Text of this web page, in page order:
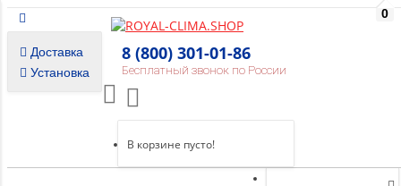
Доставка
Установка
8 (800) 301-01-86
Бесплатный звонок по России
0
В корзине пусто!